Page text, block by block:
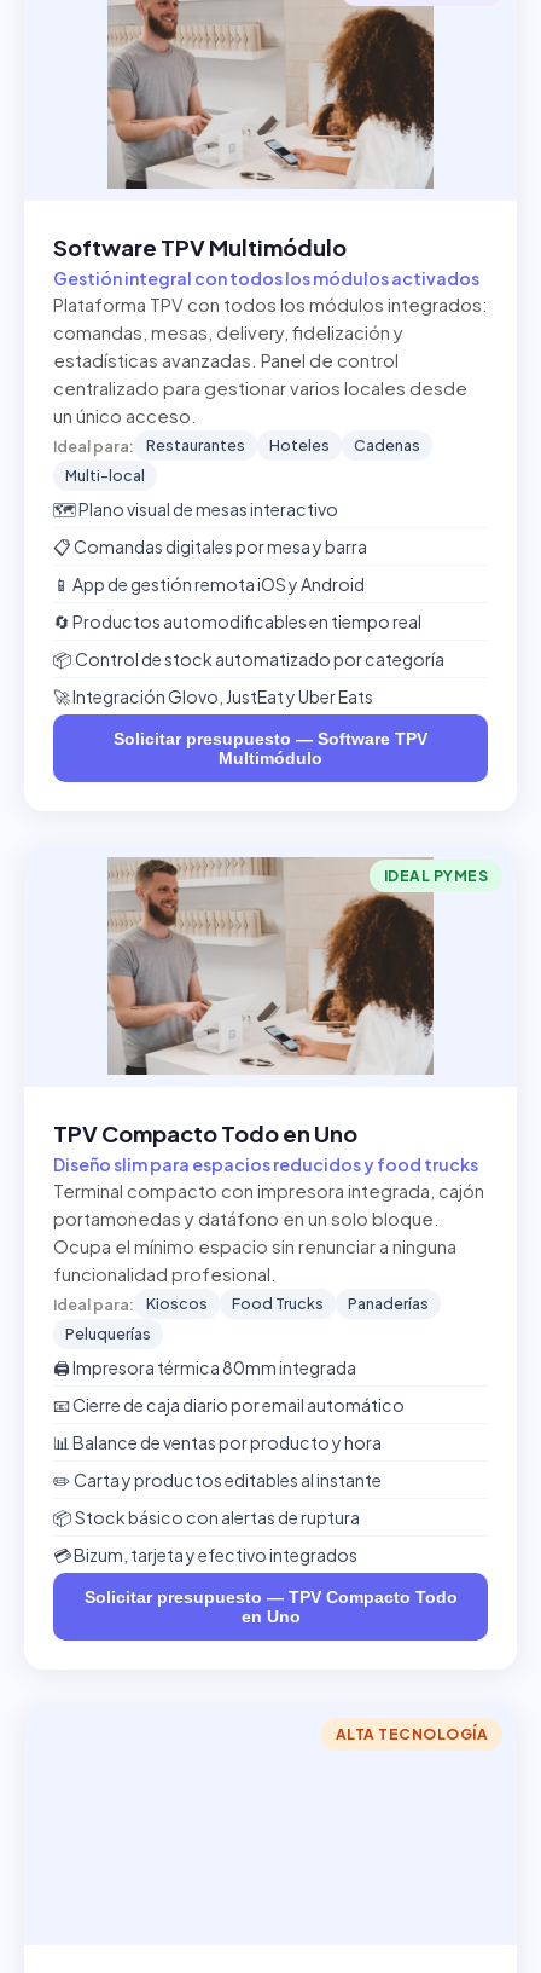
Software TPV Multimódulo
Gestión integral con todos los módulos activados
Plataforma TPV con todos los módulos integrados:
comandas, mesas, delivery, fidelización y
estadísticas avanzadas. Panel de control
centralizado para gestionar varios locales desde
un único acceso.
Ideal para: Restaurantes Hoteles
Cadenas
Multi-local
🗺️ Plano visual de mesas interactivo
📋 Comandas digitales por mesa y barra
📱 App de gestión remota iOS y Android
🔄 Productos automodificables en tiempo real
📦 Control de stock automatizado por categoría
🚀 Integración Glovo, JustEat y Uber Eats
Solicitar presupuesto — Software TPV
Multimódulo
IDEAL PYMES
TPV Compacto Todo en Uno
Diseño slim para espacios reducidos y food trucks
Terminal compacto con impresora integrada, cajón
portamonedas y datáfono en un solo bloque.
Ocupa el mínimo espacio sin renunciar a ninguna
funcionalidad profesional.
Ideal para: Kioscos Food Trucks
Panaderías
Peluquerías
🖨️ Impresora térmica 80mm integrada
📧 Cierre de caja diario por email automático
📊 Balance de ventas por producto y hora
✏️ Carta y productos editables al instante
📦 Stock básico con alertas de ruptura
💳 Bizum, tarjeta y efectivo integrados
Solicitar presupuesto — TPV Compacto Todo
en Uno
ALTA TECNOLOGÍA